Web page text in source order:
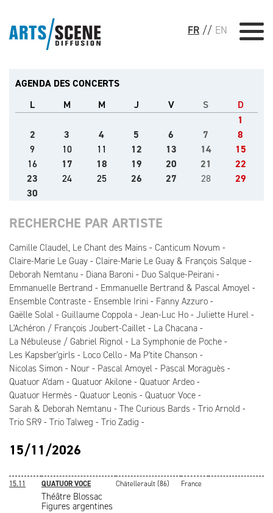
FR // EN
AGENDA DES CONCERTS
L
M M J V S
D
1
2
3 4 5 6 7
8
9
10 11 12 13 14
15
16
17 18 19 20 21
22
23
24 25 26 27 28
29
30
RECHERCHE PAR ARTISTE
Camille Claudel, Le Chant des Mains
Canticum Novum
Claire-Marie Le Guay
Claire-Marie Le Guay & François Salque
Deborah Nemtanu
Diana Baroni
Duo Salque-Peirani
Emmanuelle Bertrand
Emmanuelle Bertrand & Pascal Amoyel
Ensemble Contraste
Ensemble Irini
Fanny Azzuro
Gaëlle Solal
Guillaume Coppola Jean-Luc Ho
Juliette Hurel
L'Achéron / François Joubert-Caillet
La Chacana
La Nébuleuse / Gabriel Rignol
La Symphonie de Poche
Les Kapsber'girls
Loco Cello
Ma P'tite Chanson
Nicolas Simon
Nour Pascal Amoyel
Pascal Moraguès
Quatuor A'dam
Quatuor Akilone
Quatuor Ardeo
Quatuor Hermès
Quatuor Leonis
Quatuor Voce
Sarah & Deborah Nemtanu
The Curious Bards
Trio Arnold
Trio SR9
Trio Talweg Trio Zadig
15/11/2026
15.11 QUATUOR VOCE Châtellerault (86) France
Théâtre Blossac
Figures argentines